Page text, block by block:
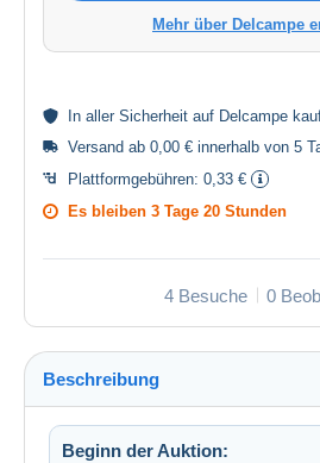
Mehr über Delcampe
In aller Sicherheit auf Delcampe
Versand ab 0,00 € innerhalb von 5
Plattformgebühren: 0,33 €
Es bleiben 3 Tage 20 Stunden
4 Besuche 0
Beschreibung
Beginn der Auktion: